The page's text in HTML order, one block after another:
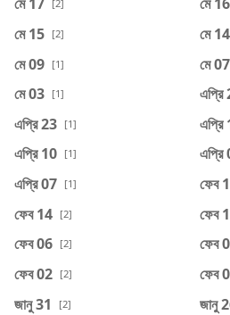
[2]
মে 15 [2] মে 14
মে 09 [1] মে 07
মে 03 [1] এপ্রি
এপ্রি 23 [1] এপ্রি
এপ্রি 10 [1] এপ্রি
এপ্রি 07 [1] ফেব
ফেব 14 [2] ফেব
ফেব 06 [2] ফেব
ফেব 02 [2] ফেব
জানু 31 [2] জানু